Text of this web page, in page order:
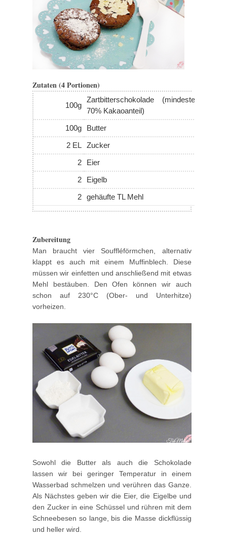
Zutaten (4 Portionen)
100g
Zartbitterschokolade (mindestens
70% Kakaoanteil)
100g
Butter
2 EL Zucker
2
Eier
2
Eigelb
2 gehäufte TL Mehl
Zubereitung
Man braucht vier Souffléförmchen, alternativ
klappt es auch mit einem Muffinblech. Diese
müssen wir einfetten und anschließend mit etwas
Mehl bestäuben. Den Ofen können wir auch
schon auf 230°C (Ober- und Unterhitze)
vorheizen.
Sowohl die Butter als auch die Schokolade
lassen wir bei geringer Temperatur in einem
Wasserbad schmelzen und verühren das Ganze.
Als Nächstes geben wir die Eier, die Eigelbe und
den Zucker in eine Schüssel und rühren mit dem
Schneebesen so lange, bis die Masse dickflüssig
und heller wird.